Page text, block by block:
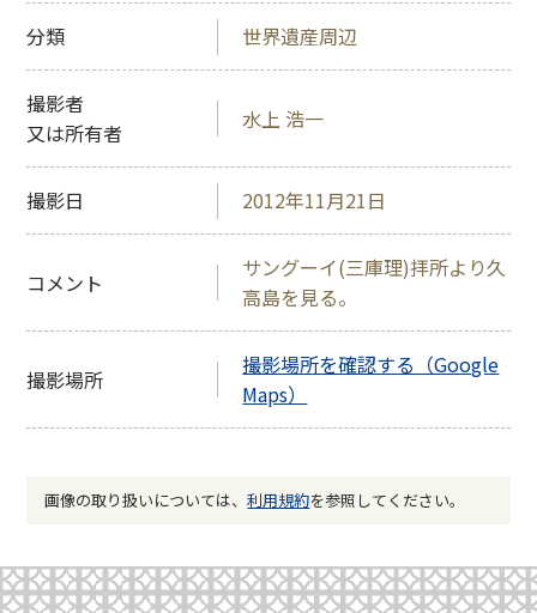
分類 世界遺産周辺
撮影者
又は所有者
水上 浩一
撮影日 2012年11月21日
コメント
サングーイ(三庫理)拝所より久
高島を見る。
撮影場所
撮影場所を確認する（Google
Maps）
画像の取り扱いについては、利用規約を参照してください。